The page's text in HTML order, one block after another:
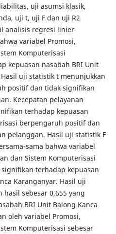
uji asumsi klasik,
uji t, uji F dan uji R2
analisis regresi linier
variabel Promosi,
Komputerisasi
kepuasan nasabah BRI Unit
uji statistik t menunjukkan
positif dan tidak signifikan
Kecepatan pelayanan
terhadap kepuasan
berpengaruh positif dan
pelanggan. Hasil uji statistik F
sama bahwa variabel
dan Sistem Komputerisasi
terhadap kepuasan
Karanganyar. Hasil uji
hasil sebesar 0,655 yang
BRI Unit Balong Kanca
oleh variabel Promosi,
Komputerisasi sebesar